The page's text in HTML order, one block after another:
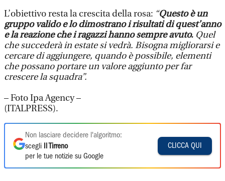
L’obiettivo resta la crescita della rosa: “Questo è un
gruppo valido e lo dimostrano i risultati di quest’anno
e la reazione che i ragazzi hanno sempre avuto. Quel
che succederà in estate si vedrà. Bisogna migliorarsi e
cercare di aggiungere, quando è possibile, elementi
che possano portare un valore aggiunto per far
crescere la squadra”.
– Foto Ipa Agency –
(ITALPRESS).
Non lasciare decidere l'algoritmo:
scegli
Il Tirreno
per le tue notizie su Google
CLICCA QUI